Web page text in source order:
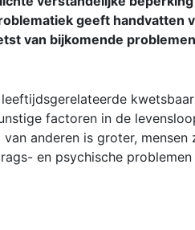
geeft handvatten
van bijkomende
factoren in de
anderen is groter,
en psychische